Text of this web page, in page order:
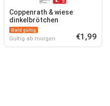
Coppenrath & wiese
dinkelbrötchen
Bald gültig
Gültig ab morgen €1,99